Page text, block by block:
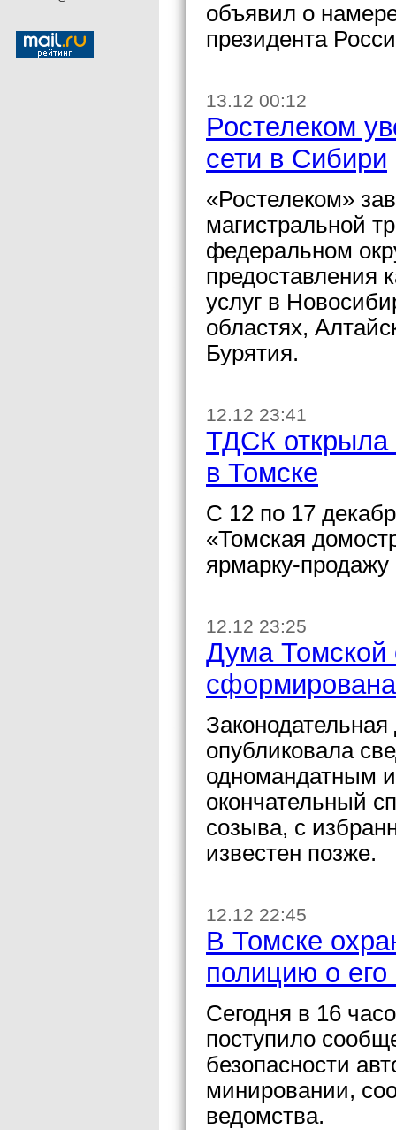
объявил о
президента
13.12 00:12
Ростелеком
сети в Сибири
«Ростелеком»
магистральной
федеральном
предоставления
услуг в
областях,
Бурятия.
12.12 23:41
ТДСК открыла
в Томске
C 12 по 17
«Томская
ярмарку-
12.12 23:25
Дума Томской
опубликовала
одномандатным
окончательный
созыва, с
известен позже.
12.12 22:45
В Томске
полицию о
Сегодня в 16
поступило
безопасности
минировании,
ведомства.